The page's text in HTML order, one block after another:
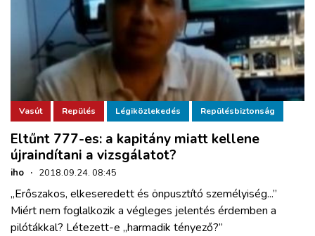
Vasút Repülés Légiközlekedés Repülésbiztonság
Eltűnt 777-es: a kapitány miatt kellene
újraindítani a vizsgálatot?
iho · 2018.09.24. 08:45
„Erőszakos, elkeseredett és önpusztító személyiség...”
Miért nem foglalkozik a végleges jelentés érdemben a
pilótákkal? Létezett-e „harmadik tényező?”